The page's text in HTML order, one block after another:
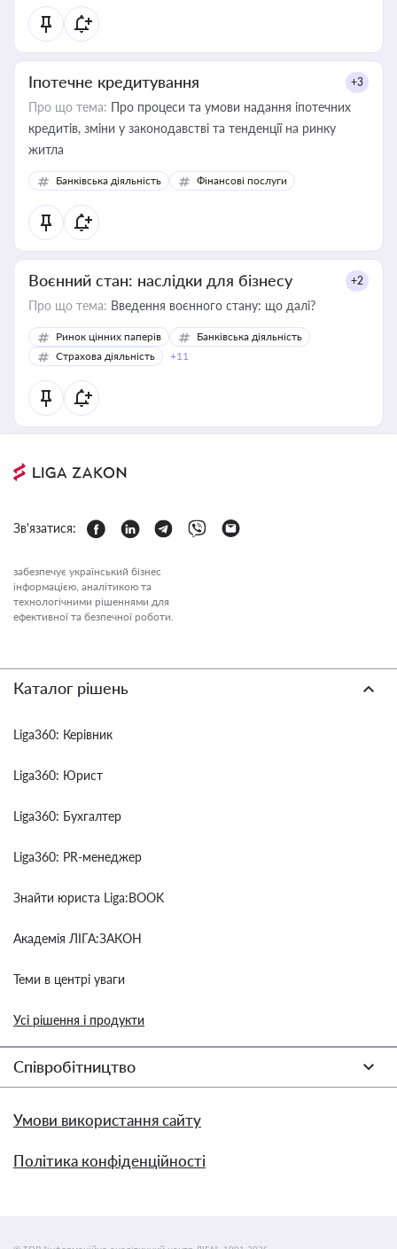
Іпотечне кредитування +3
Про що тема: Про процеси та умови надання іпотечних
кредитів, зміни у законодавстві та тенденції на ринку
житла
Банківська діяльність Фінансові послуги
Воєнний стан: наслідки для бізнесу +2
Про що тема: Введення воєнного стану: що далі?
Ринок цінних паперів
Банківська діяльність
Страхова діяльність
+11
Зв'язатися:
забезпечує український бізнес
інформацією, аналітикою та
технологічними рішеннями для
ефективної та безпечної роботи.
Каталог рішень
Liga360: Керівник
Liga360: Юрист
Liga360: Бухгалтер
Liga360: PR-менеджер
Знайти юриста Liga:BOOK
Академія ЛІГА:ЗАКОН
Теми в центрі уваги
Усі рішення і продукти
Співробітництво
Умови використання сайту
Політика конфіденційності